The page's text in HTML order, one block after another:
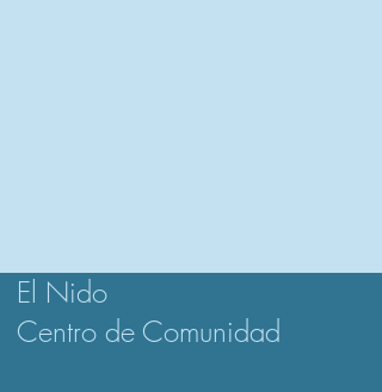
El Nido
Centro de Comunidad